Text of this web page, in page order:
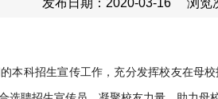
发布日期：2020-03-16 浏览
本科招生宣传工作，充分发挥校友在母